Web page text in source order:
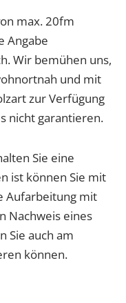
max. 20fm
Angabe
Wir bemühen uns,
und mit
zur Verfügung
nicht garantieren.
Sie eine
ist können Sie mit
Aufarbeitung mit
Nachweis eines
Sie auch am
können.
und Social Media